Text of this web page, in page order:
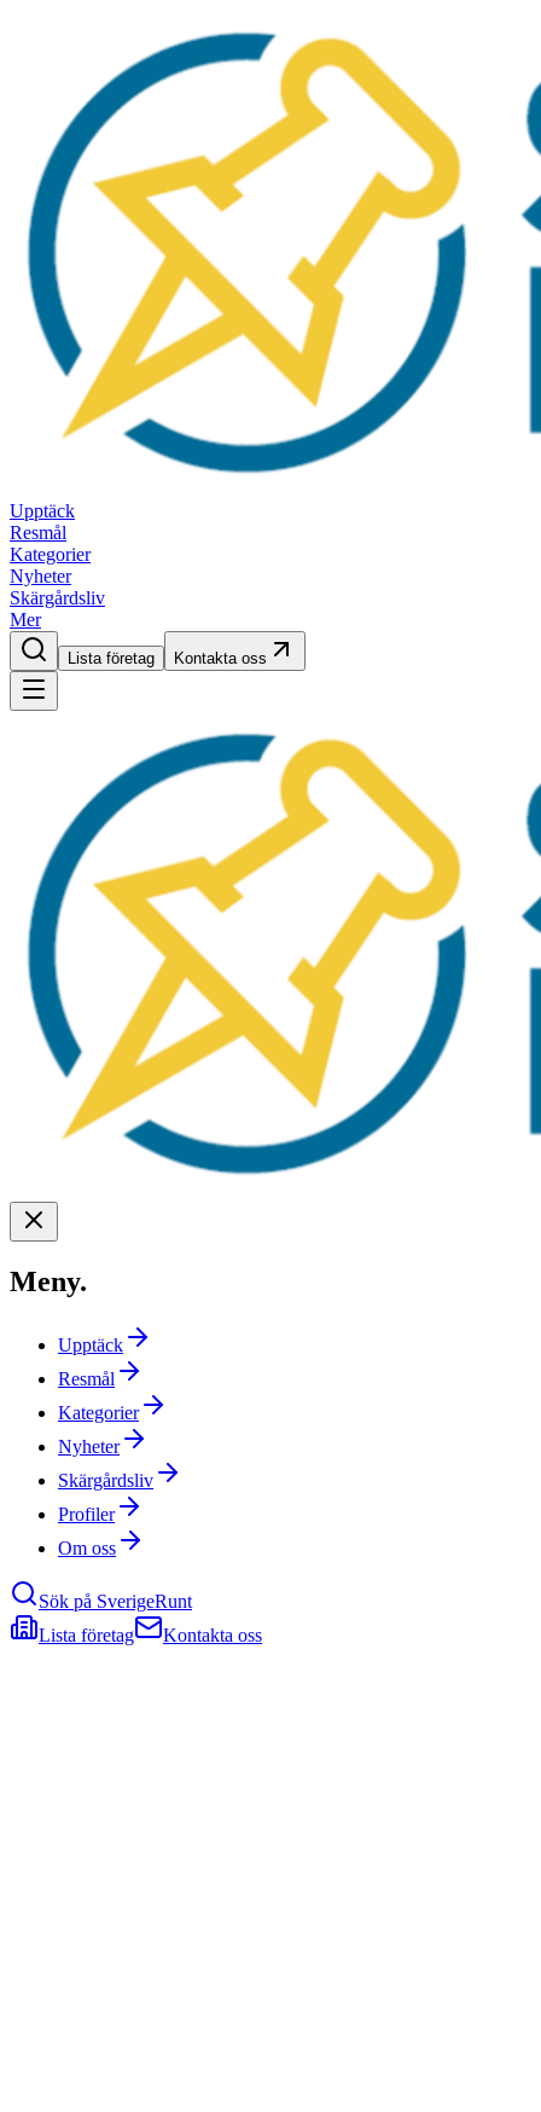
Upptäck
Resmål
Kategorier
Nyheter
Skärgårdsliv
Mer
Lista företag Kontakta oss
Meny.
Upptäck
Resmål
Kategorier
Nyheter
Skärgårdsliv
Profiler
Om oss
Sök på SverigeRunt
Lista företag
Kontakta oss